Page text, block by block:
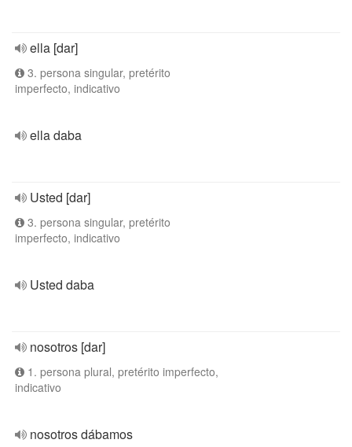
ella [dar]
3. persona singular, pretérito
imperfecto, indicativo
ella daba
Usted [dar]
3. persona singular, pretérito
imperfecto, indicativo
Usted daba
nosotros [dar]
1. persona plural, pretérito imperfecto,
indicativo
nosotros dábamos